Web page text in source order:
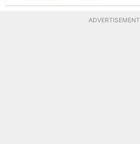
ADVERTISEMENT